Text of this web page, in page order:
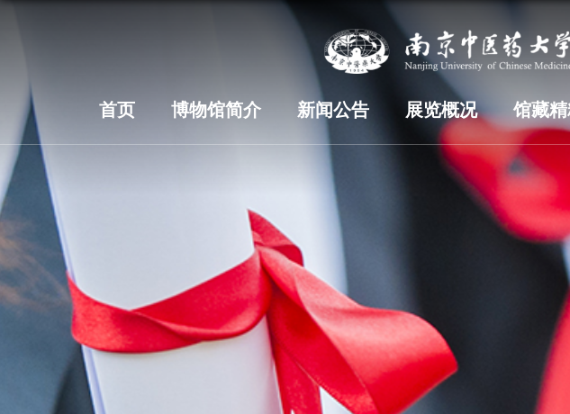
首页 博物馆简介 新闻公告 展览概况 馆藏